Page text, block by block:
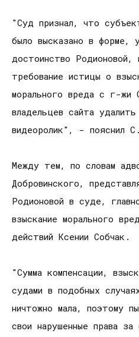
"Суд признал, что
было высказано в форме,
достоинство Родионовой,
требование истицы о
морального вреда с г-жи
владельцев сайта удалить
видеоролик", - пояснил
Между тем, по словам
Добровинского,
Родионовой в суде,
взыскание морального
действий Ксении Собчак.
"Сумма компенсации,
судами в подобных
ничтожно мала, поэтому
свои нарушенные права за